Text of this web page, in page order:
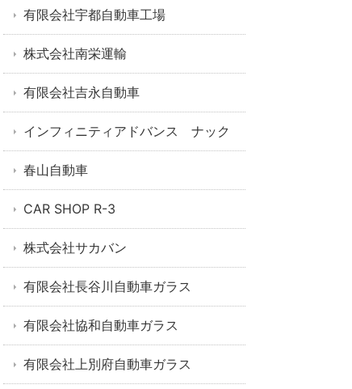
有限会社宇都自動車工場
株式会社南栄運輸
有限会社吉永自動車
インフィニティアドバンス ナック
春山自動車
CAR SHOP R-3
株式会社サカバン
有限会社長谷川自動車ガラス
有限会社協和自動車ガラス
有限会社上別府自動車ガラス